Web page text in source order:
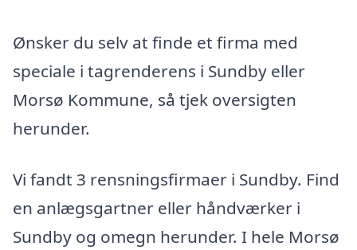
Ønsker du selv at finde et firma med
speciale i tagrenderens i Sundby eller
Morsø Kommune, så tjek oversigten
herunder.
Vi fandt 3 rensningsfirmaer i Sundby. Find
en anlægsgartner eller håndværker i
Sundby og omegn herunder. I hele Morsø